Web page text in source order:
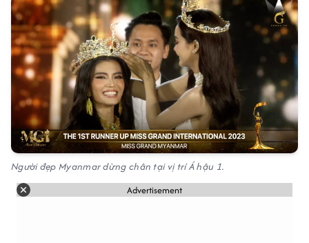
Người đẹp Myanmar dừng chân tại vị trí Á hậu 1.
Advertisement